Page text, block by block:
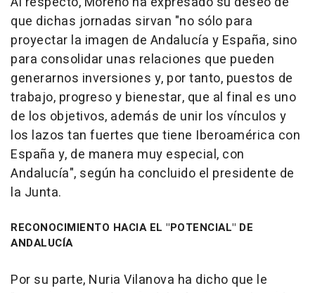
que dichas jornadas sirvan "no sólo para
proyectar la imagen de Andalucía y España, sino
para consolidar unas relaciones que pueden
generarnos inversiones y, por tanto, puestos de
trabajo, progreso y bienestar, que al final es uno
de los objetivos, además de unir los vínculos y
los lazos tan fuertes que tiene Iberoamérica con
España y, de manera muy especial, con
Andalucía", según ha concluido el presidente de
la Junta.
RECONOCIMIENTO HACIA EL "POTENCIAL" DE
ANDALUCÍA
Por su parte, Nuria Vilanova ha dicho que le